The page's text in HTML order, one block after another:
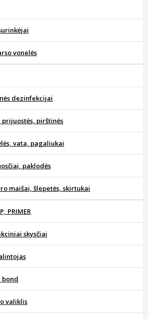
vonelės
dezinfekcijai
prijuostės, pirštinės
vata, pagaliukai
paklodės
maišai, šlepetės, skirtukai
PRIMER
skysčiai
bond
valiklis